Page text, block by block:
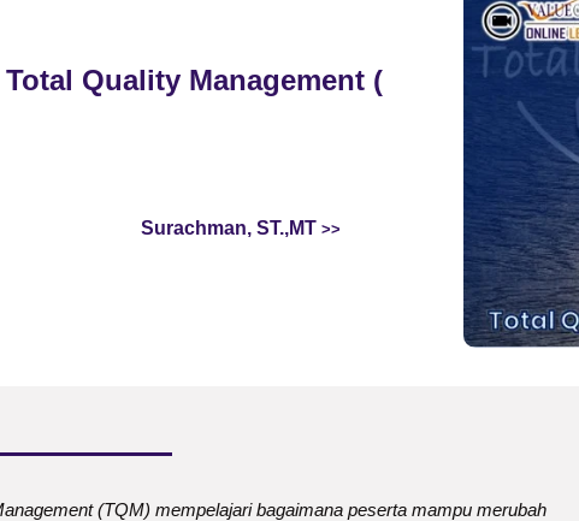
Quality Management (
Surachman, ST.,MT
(TQM) mempelajari bagaimana peserta mampu merubah